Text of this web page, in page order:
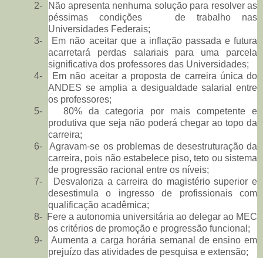
2-
Não apresenta nenhuma solução para resolver as
péssimas condições de trabalho nas
Universidades Federais;
3-
Em não aceitar que a inflação passada e futura
acarretará perdas salariais para uma parcela
significativa dos professores das Universidades;
4-
Em não aceitar a proposta de carreira única do
ANDES se amplia a desigualdade salarial entre
os professores;
5-
80% da categoria por mais competente e
produtiva que seja não poderá chegar ao topo da
carreira;
6-
Agravam-se os problemas de desestruturação da
carreira, pois não estabelece piso, teto ou sistema
de progressão racional entre os níveis;
7-
Desvaloriza a carreira do magistério superior e
desestimula o ingresso de profissionais com
qualificação acadêmica;
8- Fere a autonomia universitária ao delegar ao MEC
os critérios de promoção e progressão funcional;
9-
Aumenta a carga horária semanal de ensino em
prejuízo das atividades de pesquisa e extensão;